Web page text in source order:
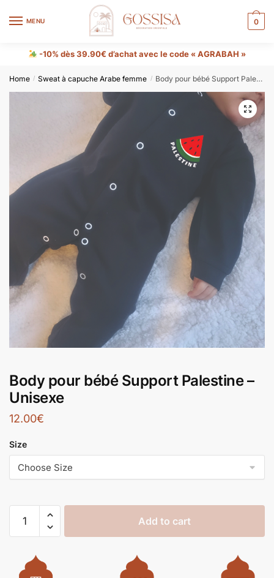
MENU 0
-10% dès 39.90€ d’achat avec le code « AGRABAH »
Home / Sweat à capuche Arabe femme / Body pour bébé Support Palestine – Unisexe
Body pour bébé Support Palestine –
Unisexe
12.00€
Size
Add to cart